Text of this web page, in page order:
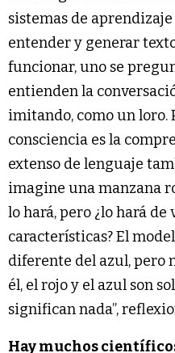
sistemas de
entender y generar
funcionar, uno se
entienden la
imitando, como un loro.
consciencia es la
extenso de lenguaje
imagine una manzana
lo hará, pero ¿lo hará de
características? El
diferente del azul, pero
él, el rojo y el azul son
significan nada”,
Hay muchos